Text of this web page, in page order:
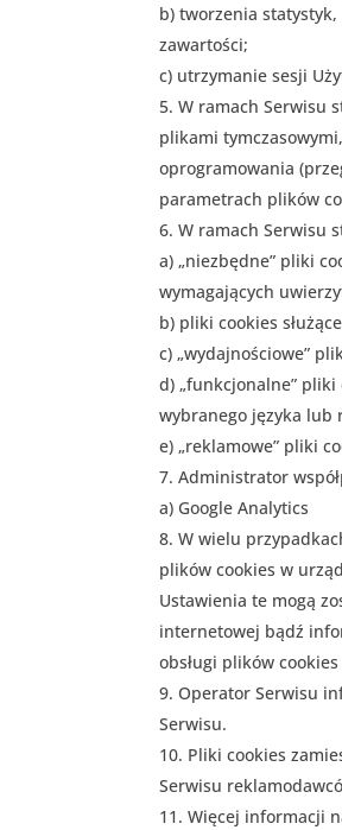
b) tworzenia
zawartości;
c) utrzymanie sesji
W ramach Serwisu
plikami
oprogramowania
parametrach plików
W ramach Serwisu
a) „niezbędne” pliki
wymagających
b) pliki cookies
c) „wydajnościowe”
d) „funkcjonalne”
wybranego języka lub
e) „reklamowe” pliki
Administrator
a) Google Analytics
W wielu
plików cookies w
Ustawienia te mogą
internetowej bądź
obsługi plików
Operator Serwisu
Serwisu.
Pliki cookies
Serwisu
Więcej informacji